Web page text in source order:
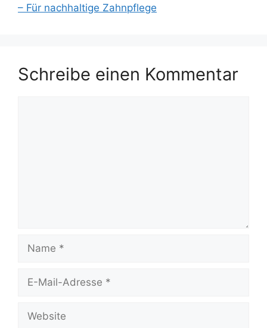
– Für nachhaltige Zahnpflege
Schreibe einen Kommentar
Name
Website